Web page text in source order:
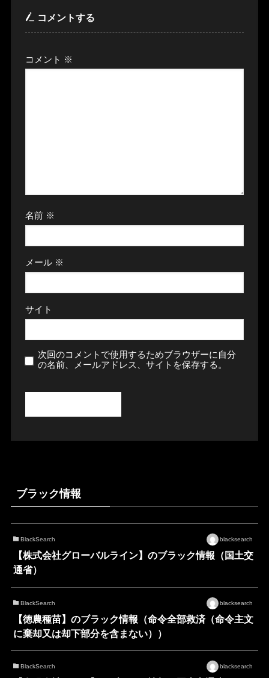
コメントする
コメント ※
名前 ※
メール ※
サイト
次回のコメントで使用するためブラウザーに自分
の名前、メールアドレス、サイトを保存する。
ブラック情報
BlackSearch blacksearch
【株式会社グローバルライン】のブラック情報（国土交
通省）
BlackSearch blacksearch
【徳農種苗】のブラック情報（命令全部救済（命令主文
に棄却又は却下部分を含まない））
BlackSearch blacksearch